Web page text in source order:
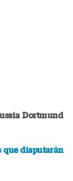
Dortmund
que disputarán